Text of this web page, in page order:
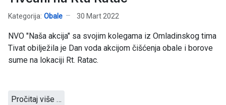
Kategorija: Obale 30 Mart 2022
NVO "Naša akcija" sa svojim kolegama iz Omladinskog tima
Tivat obilježila je Dan voda akcijom čišćenja obale i borove
sume na lokaciji Rt. Ratac.
Pročitaj više …